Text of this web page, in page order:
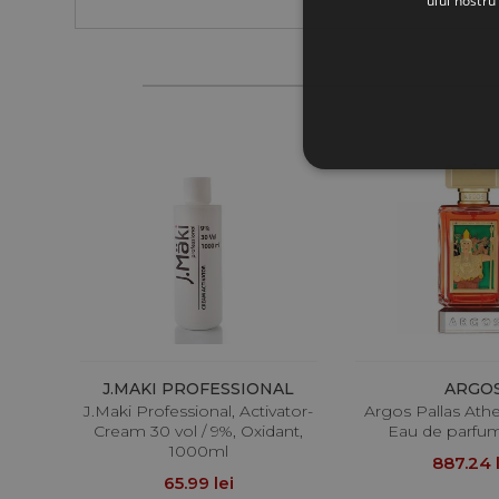
J.MAKI PROFESSIONAL
J.Maki Professional, Activator-
Cream 30 vol / 9%, Oxidant,
1000ml
65.99 lei
Argos Pallas
Eau de
887.24